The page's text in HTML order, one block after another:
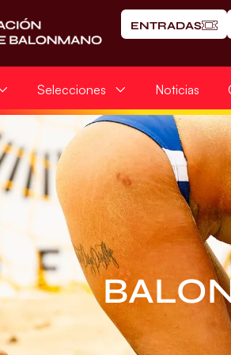
ENTRADAS
Selecciones Noticias